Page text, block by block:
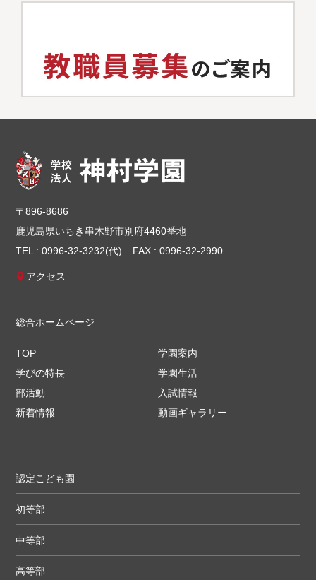
〒896-8686
鹿児島県いちき串木野市別府4460番地
TEL : 0996-32-3232(代)
FAX : 0996-32-2990
アクセス
総合ホームページ
TOP
学園案内
学びの特長
学園生活
部活動
入試情報
新着情報
動画ギャラリー
認定こども園
初等部
中等部
高等部